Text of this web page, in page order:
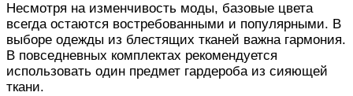
Несмотря на изменчивость моды, базовые цвета
всегда остаются востребованными и популярными. В
выборе одежды из блестящих тканей важна гармония.
В повседневных комплектах рекомендуется
использовать один предмет гардероба из сияющей
ткани.